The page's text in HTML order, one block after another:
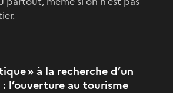
» à la recherche d’un
l’ouverture au tourisme